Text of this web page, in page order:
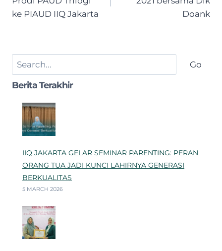
ke PIAUD IIQ Jakarta
Doank
Search Go
Berita Terakhir
IIQ JAKARTA GELAR SEMINAR PARENTING: PERAN
ORANG TUA JADI KUNCI LAHIRNYA GENERASI
BERKUALITAS
5 MARCH 2026